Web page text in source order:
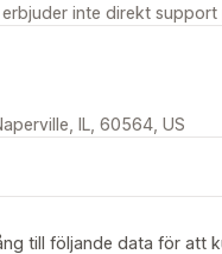
inte direkt support
IL, 60564, US
till följande data för att